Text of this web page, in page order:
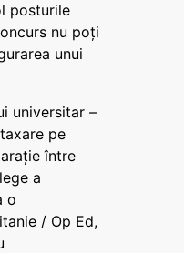
posturile
nu poți
unui
universitar –
pe
între
a
o
/ Op Ed,